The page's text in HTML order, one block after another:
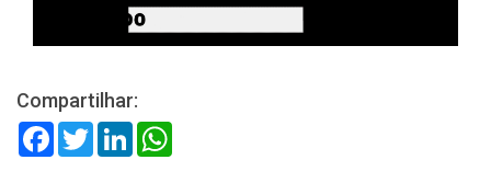
Compartilhar:
FacebookTwitterLinkedIn